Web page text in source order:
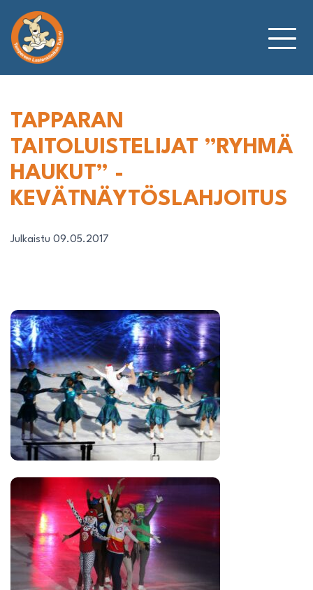
sisältöön
TAPPARAN
TAITOLUISTELIJAT ”RYHMÄ
HAUKUT” -
KEVÄTNÄYTÖSLAHJOITUS
Julkaistu 09.05.2017